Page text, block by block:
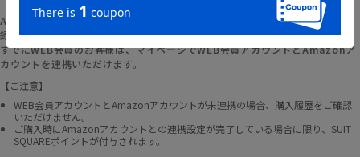
Amazonアカウントの登録情報を使用して、お支払いおよび新規WEB会員登
録が可能です。
すでにWEB会員のお客様は、マイページでWEB会員アカウントとAmazonア
カウントを連携いただけます。
【ご注意】
WEB会員アカウントとAmazonアカウントが未連携の場合、購入履歴をご確認
いただけません。
ご購入時にAmazonアカウントとの連携設定が完了している場合に限り、SUIT
SQUAREポイントが付与されます。